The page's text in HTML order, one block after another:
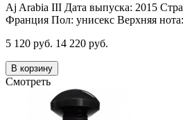
Aj Arabia III Дата выпуска: 2015
Франция Пол: унисекс Верхняя нота:
5 120 руб. 14 220 руб.
В корзину
Смотреть